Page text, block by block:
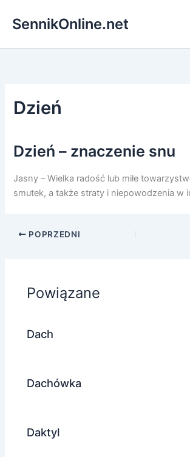
SennikOnline.net
Dzień
Dzień – znaczenie snu
Jasny – Wielka radość lub miłe
smutek, a także straty i niepowodzenia w
POPRZEDNI
Powiązane
Dach
Dachówka
Daktyl